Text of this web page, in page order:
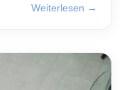
Weiterlesen →